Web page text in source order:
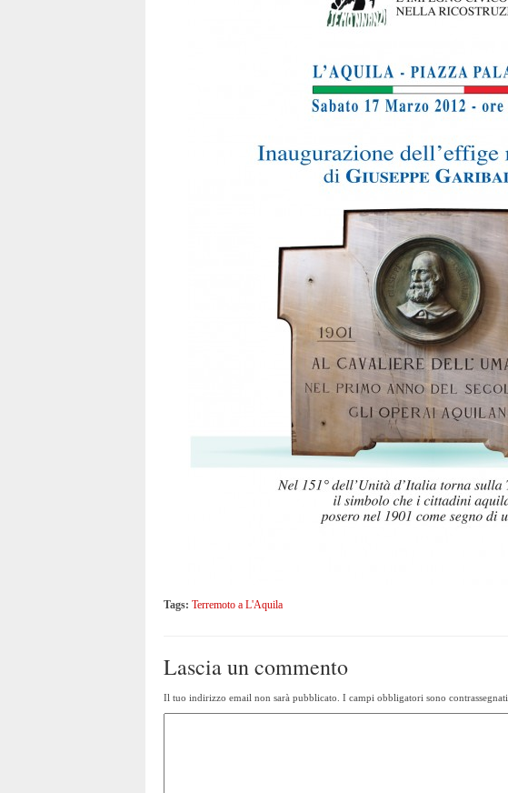
Tags: Terremoto a L'Aquila
Lascia un commento
Il tuo indirizzo email non sarà pubblicato. I campi obbligatori sono contrassegnati